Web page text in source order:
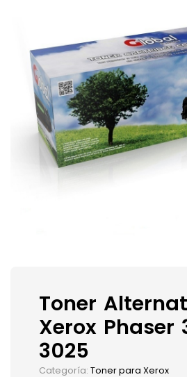
Toner
Xerox Phaser
3025
Categoría: Toner para Xerox